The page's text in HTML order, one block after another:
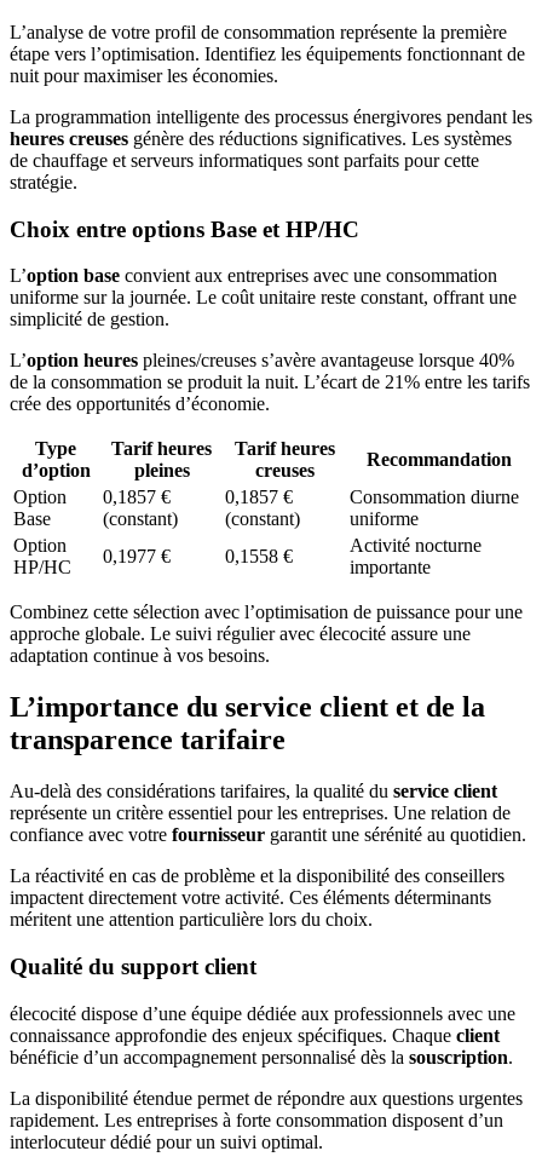
L’analyse de votre profil de consommation représente la première
étape vers l’optimisation. Identifiez les équipements fonctionnant de
nuit pour maximiser les économies.
La programmation intelligente des processus énergivores pendant les
heures creuses génère des réductions significatives. Les systèmes
de chauffage et serveurs informatiques sont parfaits pour cette
stratégie.
Choix entre options Base et HP/HC
L’option base convient aux entreprises avec une consommation
uniforme sur la journée. Le coût unitaire reste constant, offrant une
simplicité de gestion.
L’option heures pleines/creuses s’avère avantageuse lorsque 40%
de la consommation se produit la nuit. L’écart de 21% entre les tarifs
crée des opportunités d’économie.
Type
d’option
Tarif heures
pleines
Tarif heures
creuses
Recommandation
Option
Base
0,1857 €
(constant)
0,1857 €
(constant)
Consommation diurne
uniforme
Option
HP/HC
0,1977 € 0,1558 €
Activité nocturne
importante
Combinez cette sélection avec l’optimisation de puissance pour une
approche globale. Le suivi régulier avec élecocité assure une
adaptation continue à vos besoins.
L’importance du service client et de la
transparence tarifaire
Au-delà des considérations tarifaires, la qualité du service client
représente un critère essentiel pour les entreprises. Une relation de
confiance avec votre fournisseur garantit une sérénité au quotidien.
La réactivité en cas de problème et la disponibilité des conseillers
impactent directement votre activité. Ces éléments déterminants
méritent une attention particulière lors du choix.
Qualité du support client
élecocité dispose d’une équipe dédiée aux professionnels avec une
connaissance approfondie des enjeux spécifiques. Chaque client
bénéficie d’un accompagnement personnalisé dès la souscription.
La disponibilité étendue permet de répondre aux questions urgentes
rapidement. Les entreprises à forte consommation disposent d’un
interlocuteur dédié pour un suivi optimal.